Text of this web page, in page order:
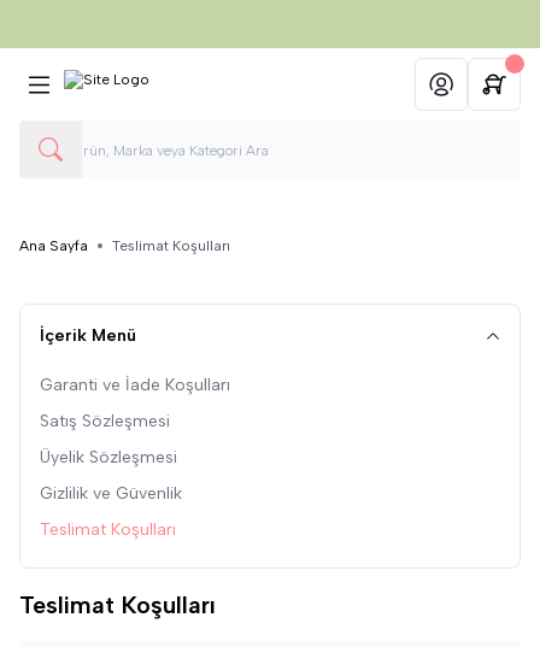
Hesabım
Ana Sayfa Teslimat Koşulları
İçerik Menü
Garanti ve İade Koşulları
Satış Sözleşmesi
Üyelik Sözleşmesi
Gizlilik ve Güvenlik
Teslimat Koşulları
Teslimat Koşulları